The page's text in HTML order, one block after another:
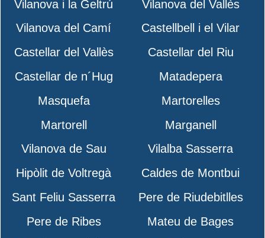
Vilanova i la Geltrú
Vilanova del Vallès
Vilanova del Camí
Castellbell i el Vilar
Castellar del Vallès
Castellar del Riu
Castellar de n´Hug
Matadepera
Masquefa
Martorelles
Martorell
Marganell
Vilanova de Sau
Vilalba Sasserra
Hipòlit de Voltregà
Caldes de Montbui
Sant Feliu Sasserra
Pere de Riudebitlles
Pere de Ribes
Mateu de Bages